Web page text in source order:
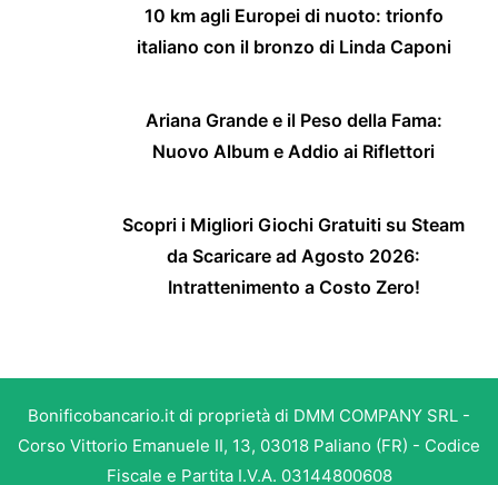
10 km agli Europei di nuoto: trionfo
italiano con il bronzo di Linda Caponi
Ariana Grande e il Peso della Fama:
Nuovo Album e Addio ai Riflettori
Scopri i Migliori Giochi Gratuiti su Steam
da Scaricare ad Agosto 2026:
Intrattenimento a Costo Zero!
Bonificobancario.it di proprietà di DMM COMPANY SRL -
Corso Vittorio Emanuele II, 13, 03018 Paliano (FR) - Codice
Fiscale e Partita I.V.A. 03144800608